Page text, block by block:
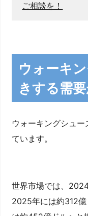
ご相談を！
ウォーキ
きする需
ウォーキングシュ
ています。
世界市場では、
2025年には約312